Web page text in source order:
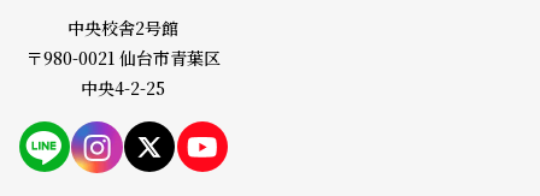
訪問者別メニュー
保護者の皆様へ
社会人・大学生の皆様へ
仙台大原ってこんな学校
学校紹介
中央校舎2号館
〒980-0021 仙台市青葉区
中央4-2-25